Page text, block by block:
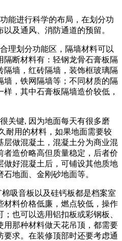
能进行科学的布局，在划分功
及通风、消防通道的预留。
理划分功能区，隔墙材料可以
断材料有：轻钢龙骨石膏板隔
墙，红砖隔墙，装饰框玻璃隔
，铁网隔墙等；不同材质的隔
，其中石膏板隔墙造价较低，
关键, 因为地面每天有很多磨
耐用的材料，如果地面需要较
层做混凝土，混凝土分为商业混
造价略高但质量稳定，后者价
做好混凝土后，可铺设其他质地
地面、金刚砂地面等。
吸音板以及硅钙板都是档案室
材料价格低廉，燃点较低，操作
也可以选用铝扣板或彩钢板、
用那种材料做天花吊顶，都需要
求。在装修顶部时还要考虑通